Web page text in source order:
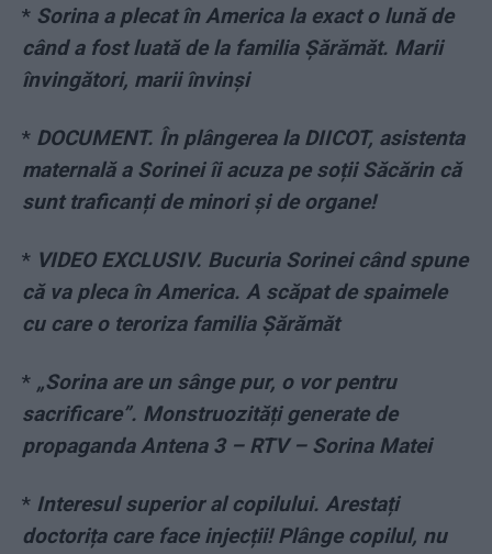
* Sorina a plecat în America la exact o lună de
când a fost luată de la familia Șărămăt. Marii
învingători, marii învinși
* DOCUMENT. În plângerea la DIICOT, asistenta
maternală a Sorinei îi acuza pe soții Săcărin că
sunt traficanți de minori și de organe!
* VIDEO EXCLUSIV. Bucuria Sorinei când spune
că va pleca în America. A scăpat de spaimele
cu care o teroriza familia Șărămăt
* „Sorina are un sânge pur, o vor pentru
sacrificare”. Monstruozități generate de
propaganda Antena 3 – RTV – Sorina Matei
* Interesul superior al copilului. Arestați
doctorița care face injecții! Plânge copilul, nu